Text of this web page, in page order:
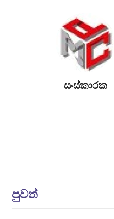
සංස්කාරක
පුවත්